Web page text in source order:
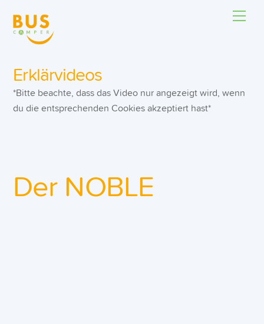
content
Erklärvideos
*Bitte beachte, dass das Video nur angezeigt wird, wenn
du die entsprechenden Cookies akzeptiert hast*
Der NOBLE